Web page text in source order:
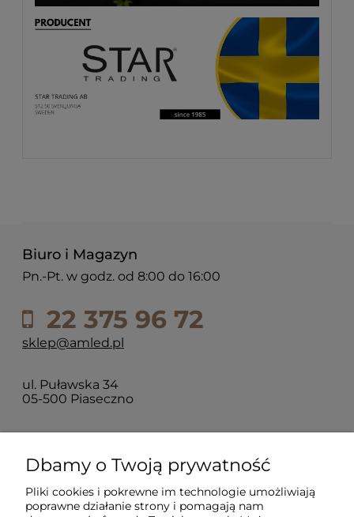
Biuro i Magazyn
Pn.-Pt. w godz. od 8:00 do 16:00
22 375 96 72
sklep@amled.pl
ul. Puławska 34
05-500 Piaseczno
Dla klientów
Informacje
Dbamy o Twoją prywatność
Pliki cookies i pokrewne im technologie umożliwiają
poprawne działanie strony i pomagają nam